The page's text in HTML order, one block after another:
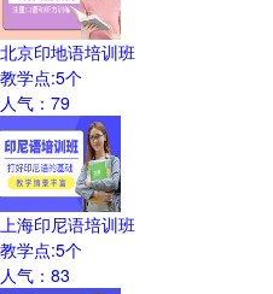
北京印地语培训班
教学点:5个
人气： 79
上海印尼语培训班
教学点:5个
人气： 83